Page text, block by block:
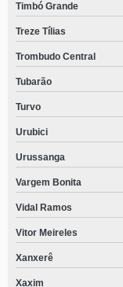
Timbó Grande
Treze Tílias
Trombudo Central
Tubarão
Turvo
Urubici
Urussanga
Vargem Bonita
Vidal Ramos
Vitor Meireles
Xanxerê
Xaxim